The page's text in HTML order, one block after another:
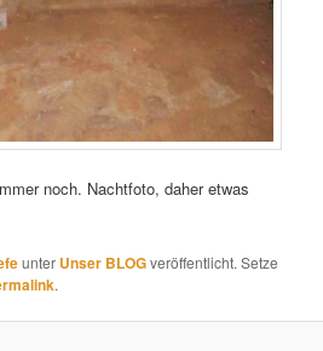
noch. Nachtfoto, daher etwas
unter Unser BLOGveröffentlicht. Setze
.